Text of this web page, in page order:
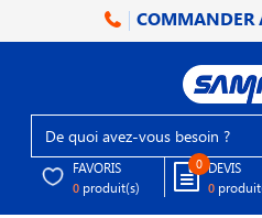
COMMANDER
FAVORIS
0 produit(s)
0 DEVIS
0